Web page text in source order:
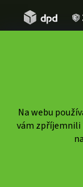
Na webu
vám zpříjemnili